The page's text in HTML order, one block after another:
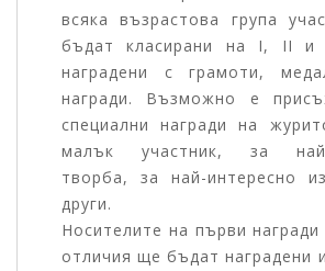
всяка възрастова група
бъдат класирани на I, II
наградени с грамоти,
награди. Възможно е
специални награди на
малък участник, за най-
творба, за най-интересно
други.
Носителите на първи награди
отличия ще бъдат наградени